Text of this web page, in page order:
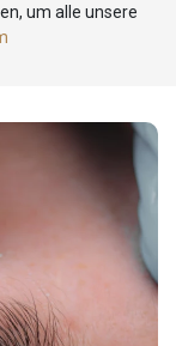
um alle unsere